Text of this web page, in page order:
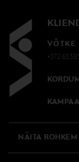
VÕTKE
+372
NÄITA ROHKEM